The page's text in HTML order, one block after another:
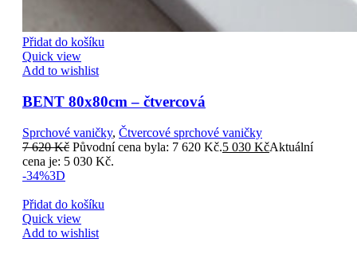
Přidat do košíku
Quick view
Add to wishlist
BENT 80x80cm – čtvercová
Sprchové vaničky, Čtvercové sprchové vaničky
7 620Kč Původní cena byla: 7 620 Kč.5 030 KčAktuální
cena je: 5 030 Kč.
-34%3D
Přidat do košíku
Quick view
Add to wishlist